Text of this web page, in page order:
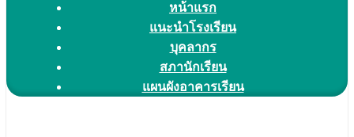
หน้าแรก
แนะนำโรงเรียน
บุคลากร
สภานักเรียน
แผนผังอาคารเรียน